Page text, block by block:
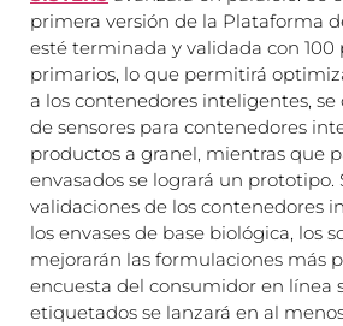
primera versión de la Plataforma
esté terminada y validada con 100
primarios, lo que permitirá
a los contenedores inteligentes,
de sensores para contenedores
productos a granel, mientras que
envasados ​​se logrará un prototipo.
validaciones de los contenedores
los envases de base biológica, los
mejorarán las formulaciones más
encuesta del consumidor en línea
etiquetados se lanzará en al